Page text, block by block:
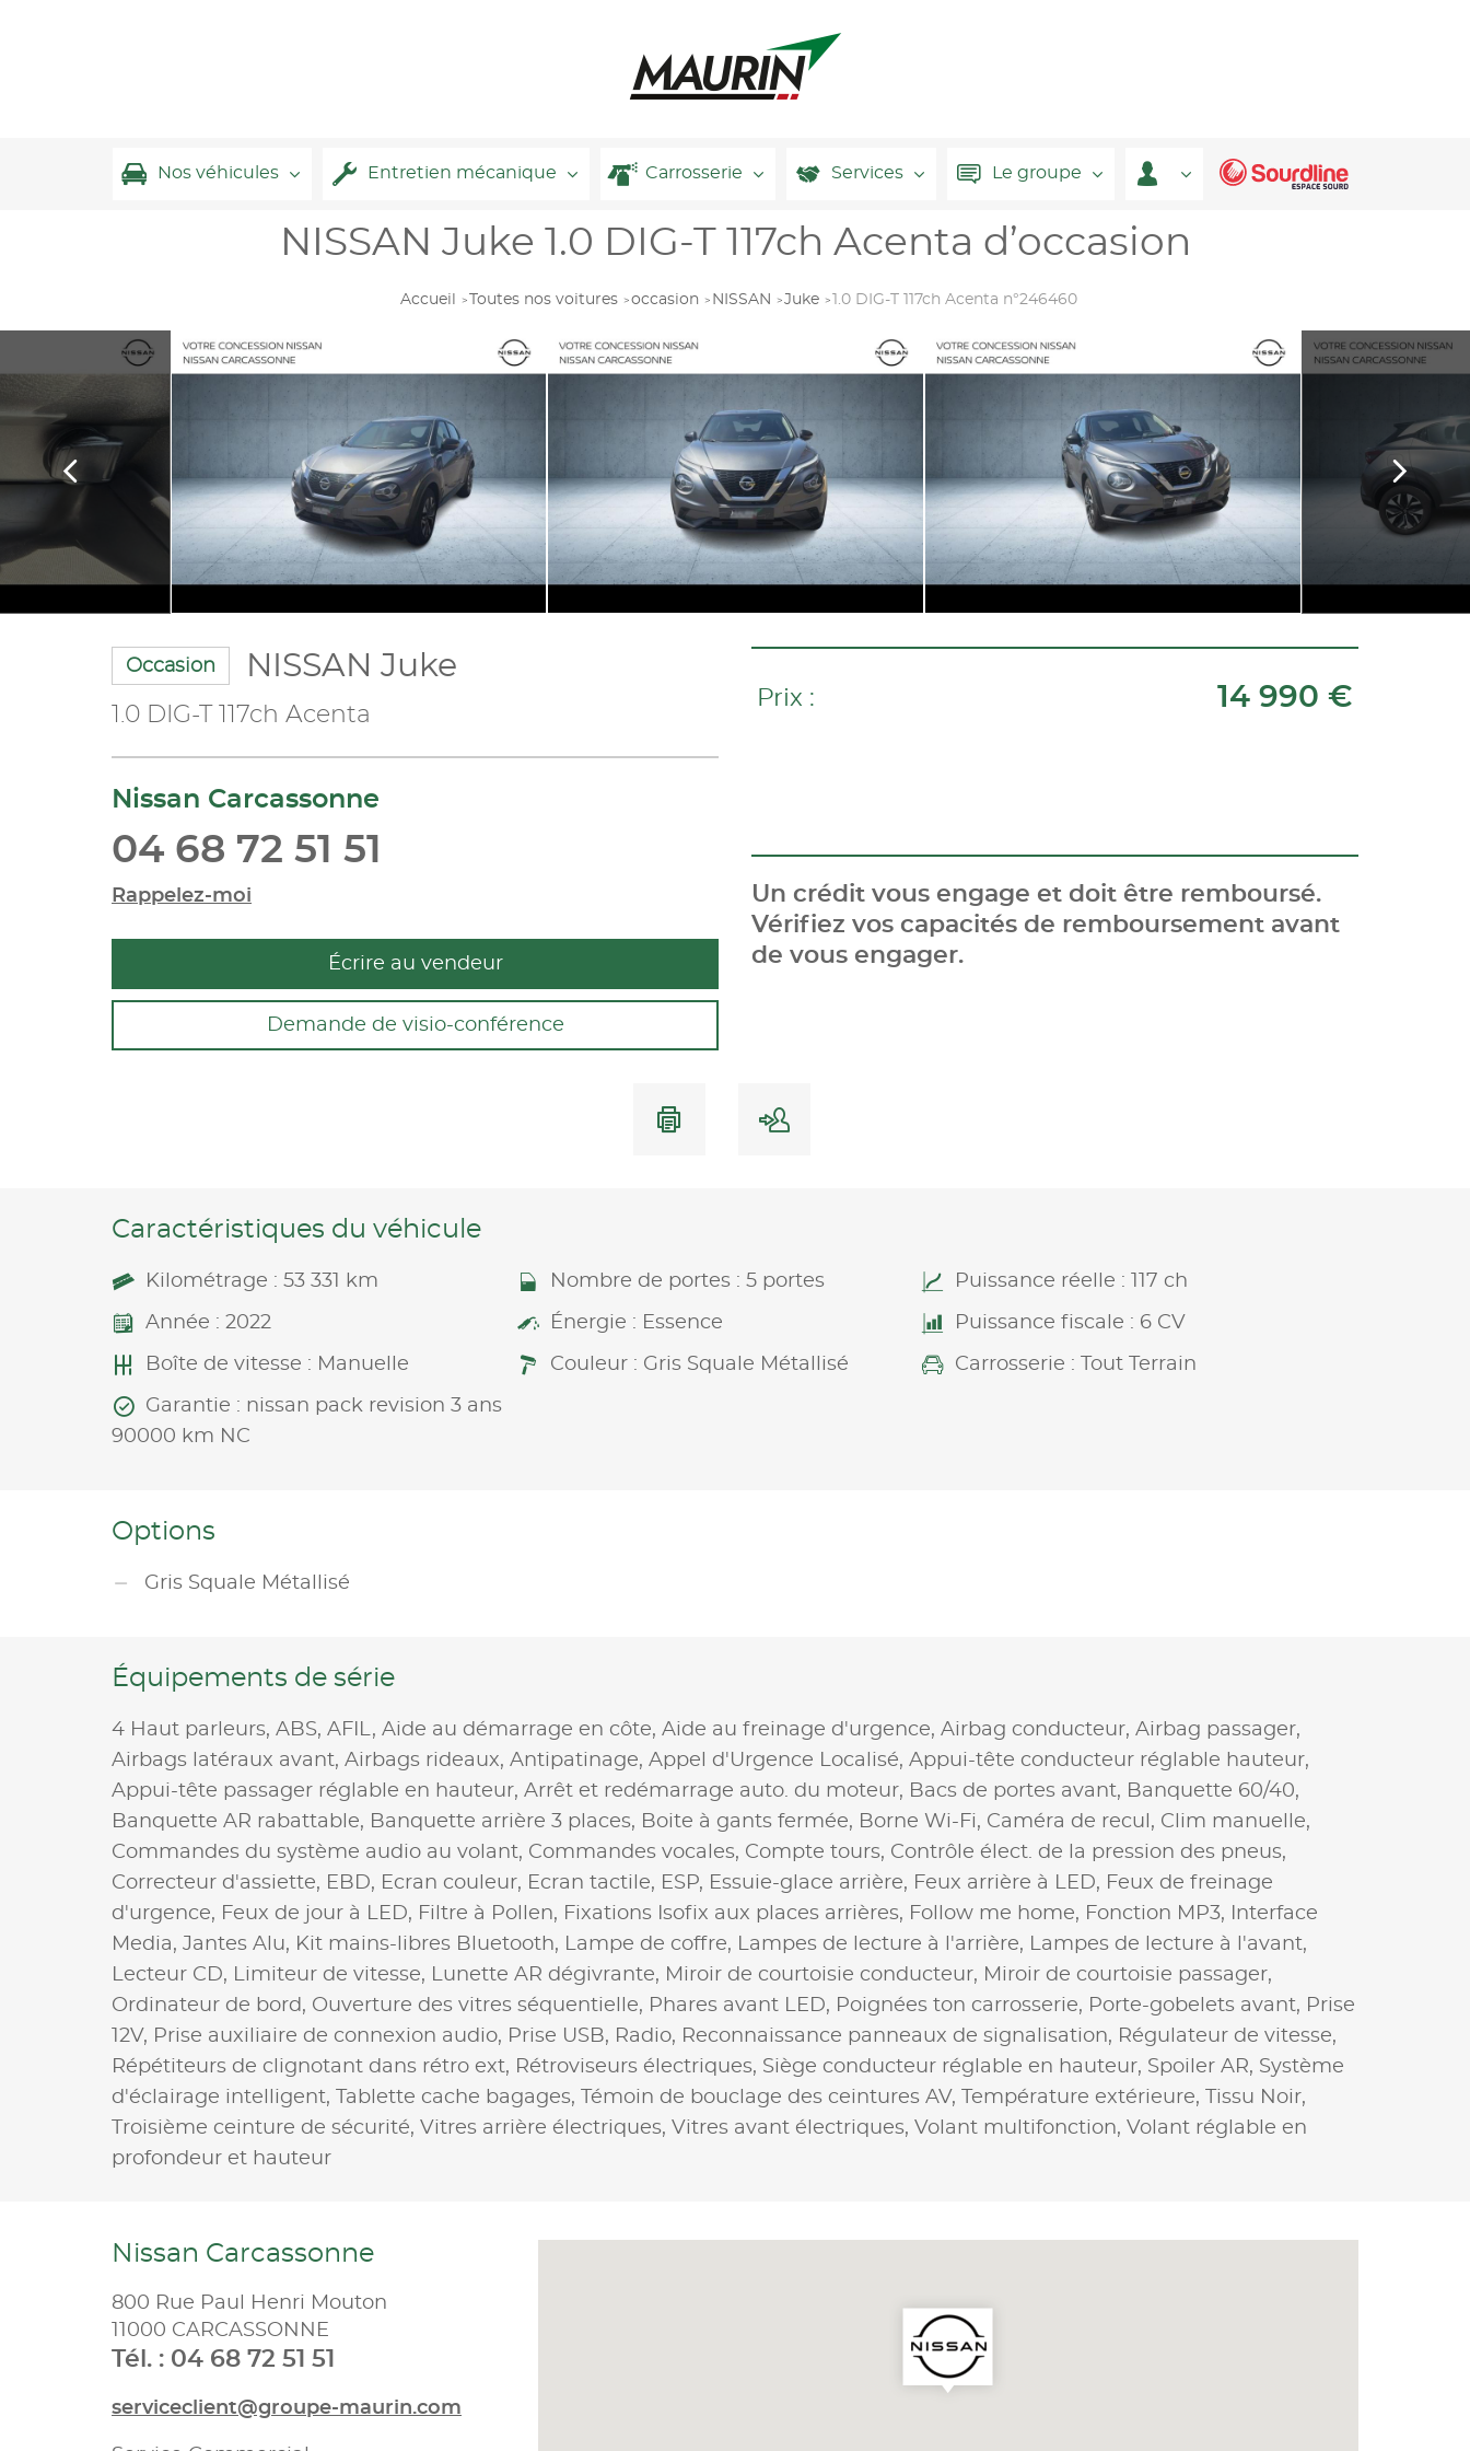
Nos véhicules Entretien mécanique Carrosserie Services Le groupe
NISSAN Juke 1.0 DIG-T 117ch Acenta d’occasion
Accueil Toutes nos voitures occasion NISSAN Juke 1.0 DIG-T 117ch Acenta n°246460
Occasion NISSAN Juke
1.0 DIG-T 117ch Acenta
Nissan Carcassonne
04 68 72 51 51
Rappelez-moi
Écrire au vendeur
Demande de visio-conférence
Prix : 14 990 €
Un crédit vous engage et doit être remboursé.
Vérifiez vos capacités de remboursement avant
de vous engager.
Caractéristiques du véhicule
Kilométrage : 53 331 km Nombre de portes : 5 portes Puissance réelle : 117 ch
Année : 2022 Énergie : Essence Puissance fiscale : 6 CV
Boîte de vitesse : Manuelle Couleur : Gris Squale Métallisé Carrosserie : Tout Terrain
Garantie : nissan pack revision 3 ans
90000 km NC
Options
Gris Squale Métallisé
Équipements de série
4 Haut parleurs, ABS, AFIL, Aide au démarrage en côte, Aide au freinage d'urgence, Airbag conducteur, Airbag passager,
Airbags latéraux avant, Airbags rideaux, Antipatinage, Appel d'Urgence Localisé, Appui-tête conducteur réglable hauteur,
Appui-tête passager réglable en hauteur, Arrêt et redémarrage auto. du moteur, Bacs de portes avant, Banquette 60/40,
Banquette AR rabattable, Banquette arrière 3 places, Boite à gants fermée, Borne Wi-Fi, Caméra de recul, Clim manuelle,
Commandes du système audio au volant, Commandes vocales, Compte tours, Contrôle élect. de la pression des pneus,
Correcteur d'assiette, EBD, Ecran couleur, Ecran tactile, ESP, Essuie-glace arrière, Feux arrière à LED, Feux de freinage
d'urgence, Feux de jour à LED, Filtre à Pollen, Fixations Isofix aux places arrières, Follow me home, Fonction MP3,
Interface
Media, Jantes Alu, Kit mains-libres Bluetooth, Lampe de coffre, Lampes de lecture à l'arrière, Lampes de lecture à l'avant,
Lecteur CD, Limiteur de vitesse, Lunette AR dégivrante, Miroir de courtoisie conducteur, Miroir de courtoisie passager,
Ordinateur de bord, Ouverture des vitres séquentielle, Phares avant LED, Poignées ton carrosserie, Porte-gobelets avant, Prise
12V, Prise auxiliaire de connexion audio, Prise USB, Radio, Reconnaissance panneaux de signalisation, Régulateur de vitesse,
Répétiteurs de clignotant dans rétro ext, Rétroviseurs électriques, Siège conducteur réglable en hauteur, Spoiler AR, Système
d'éclairage intelligent,
Tablette cache bagages, Témoin de bouclage des ceintures AV, Température extérieure,
Tissu Noir,
Troisième ceinture de sécurité, Vitres arrière électriques, Vitres avant électriques, Volant multifonction, Volant réglable en
profondeur et hauteur
Nissan Carcassonne
800 Rue Paul Henri Mouton
11000 CARCASSONNE
Tél. : 04 68 72 51 51
serviceclient@groupe-maurin.com